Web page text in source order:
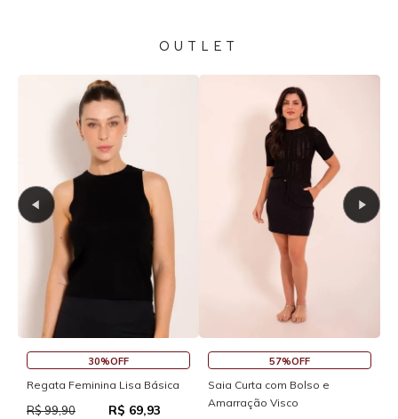
OUTLET
30%OFF
Regata Feminina Lisa Básica
R$ 99,90 R$ 69,93
57%OFF
Saia Curta com Bolso e
Amarração Visco